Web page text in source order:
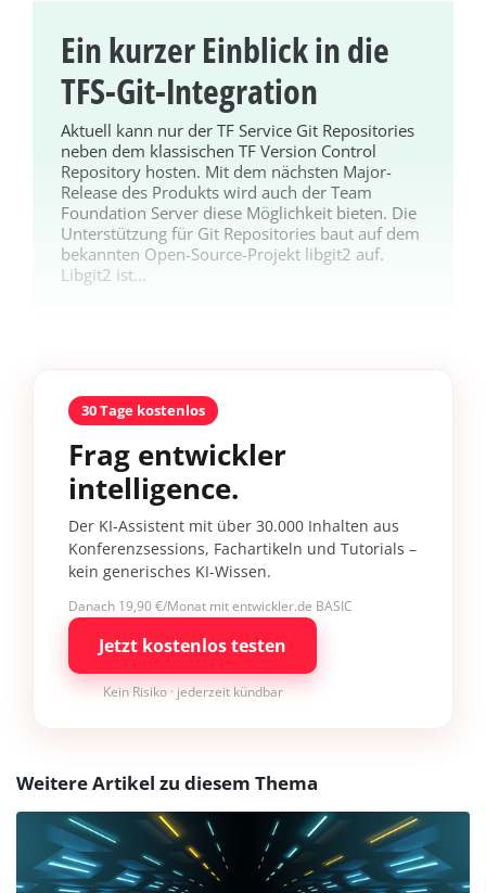
Ein kurzer Einblick in die
TFS-Git-Integration
Aktuell kann nur der TF Service Git Repositories
neben dem klassischen TF Version Control
Repository hosten. Mit dem nächsten Major-
Release des Produkts wird auch der Team
Foundation Server diese Möglichkeit bieten. Die
Unterstützung für Git Repositories baut auf dem
bekannten Open-Source-Projekt libgit2 auf.
Libgit2 ist...
30 Tage kostenlos
Frag entwickler
intelligence.
Der KI-Assistent mit über 30.000 Inhalten aus
Konferenzsessions, Fachartikeln und Tutorials –
kein generisches KI-Wissen.
Danach 19,90 €/Monat mit entwickler.de BASIC
Jetzt kostenlos testen
Kein Risiko · jederzeit kündbar
Weitere Artikel zu diesem Thema